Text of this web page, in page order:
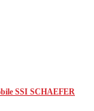
SSI SCHAEFER